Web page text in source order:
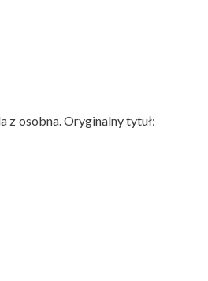
z osobna.Oryginalny tytuł: